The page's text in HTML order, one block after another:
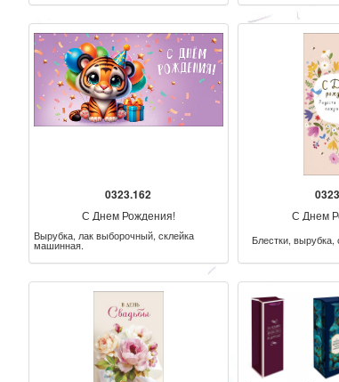
0323.162
С Днем Рождения!
Вырубка, лак выборочный, склейка
машинная.
С Днем
Блестки,